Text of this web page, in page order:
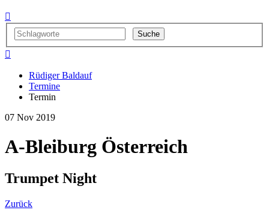


Rüdiger Baldauf
Termine
Termin
07 Nov 2019
A-Bleiburg Österreich
Trumpet Night
Zurück